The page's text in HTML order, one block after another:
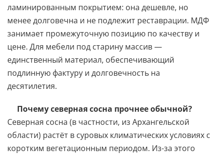
ламинированным покрытием: она дешевле, но
менее долговечна и не подлежит реставрации. МДФ
занимает промежуточную позицию по качеству и
цене. Для мебели под старину массив —
единственный материал, обеспечивающий
подлинную фактуру и долговечность на
десятилетия.
Почему северная сосна прочнее обычной?
Северная сосна (в частности, из Архангельской
области) растёт в суровых климатических условиях с
коротким вегетационным периодом. Из-за этого